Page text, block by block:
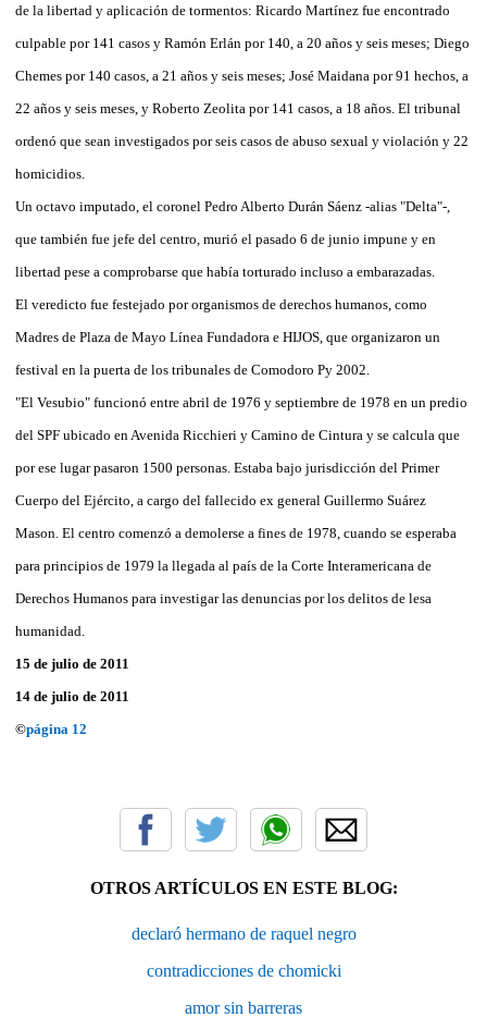
de la libertad y aplicación de tormentos: Ricardo Martínez fue encontrado
culpable por 141 casos y Ramón Erlán por 140, a 20 años y seis meses; Diego
Chemes por 140 casos, a 21 años y seis meses; José Maidana por 91 hechos, a
22 años y seis meses, y Roberto Zeolita por 141 casos, a 18 años. El tribunal
ordenó que sean investigados por seis casos de abuso sexual y violación y 22
homicidios.
Un octavo imputado, el coronel Pedro Alberto Durán Sáenz -alias "Delta"-,
que también fue jefe del centro, murió el pasado 6 de junio impune y en
libertad pese a comprobarse que había torturado incluso a embarazadas.
El veredicto fue festejado por organismos de derechos humanos, como
Madres de Plaza de Mayo Línea Fundadora e HIJOS, que organizaron un
festival en la puerta de los tribunales de Comodoro Py 2002.
"El Vesubio" funcionó entre abril de 1976 y septiembre de 1978 en un predio
del SPF ubicado en Avenida Ricchieri y Camino de Cintura y se calcula que
por ese lugar pasaron 1500 personas. Estaba bajo jurisdicción del Primer
Cuerpo del Ejército, a cargo del fallecido ex general Guillermo Suárez
Mason. El centro comenzó a demolerse a fines de 1978, cuando se esperaba
para principios de 1979 la llegada al país de la Corte Interamericana de
Derechos Humanos para investigar las denuncias por los delitos de lesa
humanidad.
15 de julio de 2011
14 de julio de 2011
©página 12
OTROS ARTÍCULOS EN ESTE BLOG:
declaró hermano de raquel negro
contradicciones de chomicki
amor sin barreras